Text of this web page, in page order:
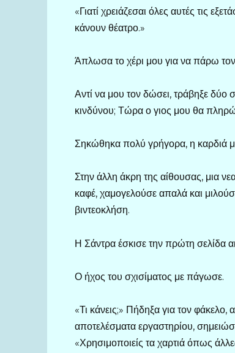
«Γιατί χρειάζεσαι όλες αυτές τις
κάνουν θέατρο.»
Άπλωσα το χέρι μου για να πάρω
Αντί να μου τον δώσει, τράβηξε δύο
κινδύνου; Τώρα ο γιος μου θα
Σηκώθηκα πολύ γρήγορα, η καρδιά
Στην άλλη άκρη της αίθουσας, μια
καφέ, χαμογελούσε απαλά και
βιντεοκλήση.
Η Σάντρα έσκισε την πρώτη σελίδα
Ο ήχος του σχισίματος με πάγωσε.
«Τι κάνεις;» Πήδηξα για τον φάκελο,
αποτελέσματα εργαστηρίου,
«Χρησιμοποιείς τα χαρτιά όπως